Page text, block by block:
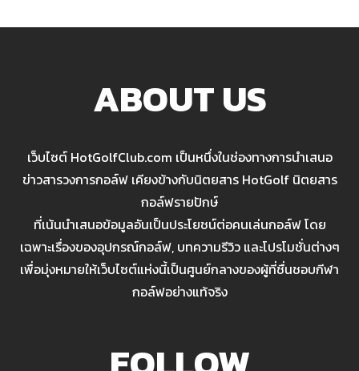
ABOUT US
เว็บไซต์ HotGolfClub.com เป็นหนึ่งในช่องทางการนำเสนอ
ข่าวสารวงการกอล์ฟ เคียงข้างกับนิตยสาร HotGolf นิตยสาร
กอล์ฟรายปักษ์
ที่เน้นนำเสนอข้อมูลอันเป็นประโยชน์ต่อคนเล่นกอล์ฟ โดย
เฉพาะเรื่องของอุปกรณ์กอล์ฟ, บทความรีวิว และโปรโมชั่นต่างๆ
เพื่อมุ่งหมายให้เว็บไซต์แห่งนี้เป็นศูนย์กลางของผู้ที่ชื่นชอบกีฬา
กอล์ฟอย่างแท้จริง